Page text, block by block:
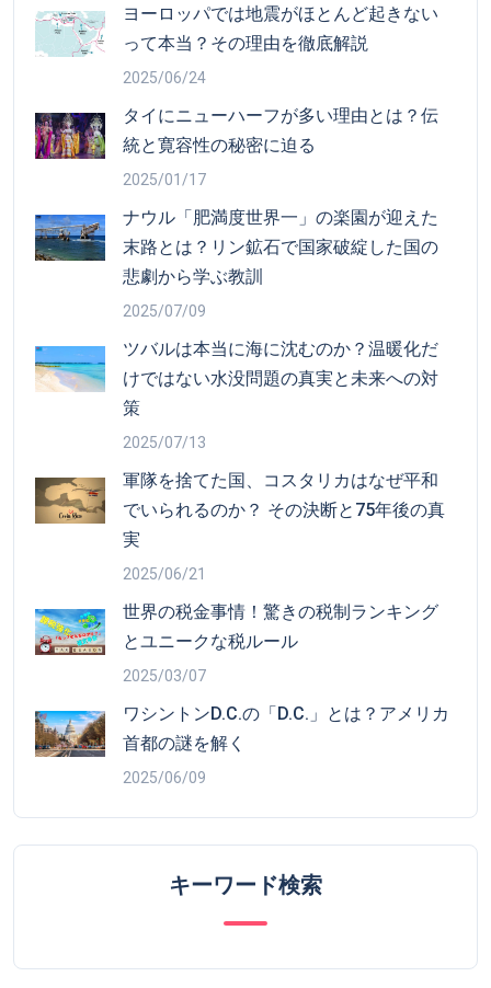
ヨーロッパでは地震がほとんど起きない
って本当？その理由を徹底解説
2025/06/24
タイにニューハーフが多い理由とは？伝
統と寛容性の秘密に迫る
2025/01/17
ナウル「肥満度世界一」の楽園が迎えた
末路とは？リン鉱石で国家破綻した国の
悲劇から学ぶ教訓
2025/07/09
ツバルは本当に海に沈むのか？温暖化だ
けではない水没問題の真実と未来への対
策
2025/07/13
軍隊を捨てた国、コスタリカはなぜ平和
でいられるのか？ その決断と75年後の真
実
2025/06/21
世界の税金事情！驚きの税制ランキング
とユニークな税ルール
2025/03/07
ワシントンD.C.の「D.C.」とは？アメリカ
首都の謎を解く
2025/06/09
キーワード検索